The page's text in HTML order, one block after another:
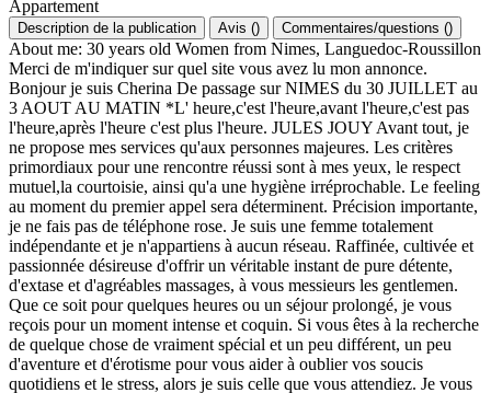
Appartement
Description de la publication Avis () Commentaires/questions ()
About me: 30 years old Women from Nimes, Languedoc-Roussillon
Merci de m'indiquer sur quel site vous avez lu mon annonce.
Bonjour je suis Cherina De passage sur NIMES du 30 JUILLET au
3 AOUT AU MATIN *L' heure,c'est l'heure,avant l'heure,c'est pas
l'heure,après l'heure c'est plus l'heure. JULES JOUY Avant tout, je
ne propose mes services qu'aux personnes majeures. Les critères
primordiaux pour une rencontre réussi sont à mes yeux, le respect
mutuel,la courtoisie, ainsi qu'a une hygiène irréprochable. Le feeling
au moment du premier appel sera déterminent. Précision importante,
je ne fais pas de téléphone rose. Je suis une femme totalement
indépendante et je n'appartiens à aucun réseau. Raffinée, cultivée et
passionnée désireuse d'offrir un véritable instant de pure détente,
d'extase et d'agréables massages, à vous messieurs les gentlemen.
Que ce soit pour quelques heures ou un séjour prolongé, je vous
reçois pour un moment intense et coquin. Si vous êtes à la recherche
de quelque chose de vraiment spécial et un peu différent, un peu
d'aventure et d'érotisme pour vous aider à oublier vos soucis
quotidiens et le stress, alors je suis celle que vous attendiez. Je vous